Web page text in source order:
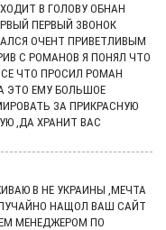
В ГОЛОВУ ОБНАН
ПЕРВЫЙ ЗВОНОК
ОЧЕНТ ПРИВЕТЛИВЫМ
С РОМАНОВ Я ПОНЯЛ ЧТО
ЧТО ПРОСИЛ РОМАН
ЭТО ЕМУ БОЛЬШОЕ
ЗА ПРИКРАСНУЮ
,ДА ХРАНИТ ВАС
В НЕ УКРАИНЫ ,МЕЧТА
НАЩОЛ ВАШ САЙТ
МЕНЕДЖЕРОМ ПО